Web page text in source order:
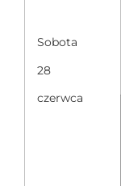
Sobota
28
czerwca